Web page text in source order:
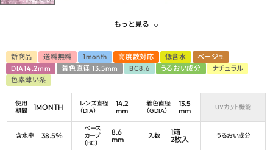
もっと見る
新商品 送料無料 1month 高度数対応 低含水
ベージュ
DIA14.2mm
着色直径 13.5mm BC8.6 うるおい成分
ナチュラル
色素薄い系
使用
期間
1MONTH
レンズ直径
（DIA）
14.2
mm
着色直径
（GDIA）
13.5
mm
UVカット機能
含水率 38.5％
ベース
カーブ
（BC）
8.6
mm
入数
1箱
2枚入
うるおい成分